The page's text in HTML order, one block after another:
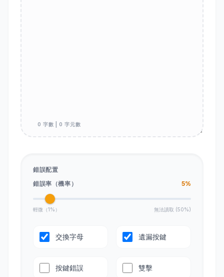
0 字數 | 0 字元數
錯誤配置
錯誤率（機率）
5%
輕微（1%） 無法讀取 (50%)
交換字母 遺漏按鍵
按鍵錯誤 雙擊